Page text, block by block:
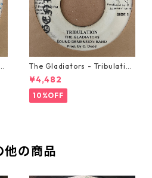
The Gladiators - Tribulation
【7-21365】
¥4,482
10%OFF
他の商品